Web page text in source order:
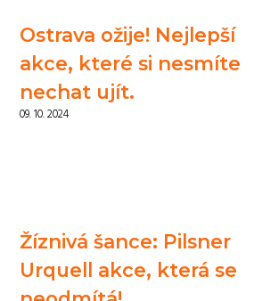
Ostrava ožije! Nejlepší
akce, které si nesmíte
nechat ujít.
09. 10. 2024
Žíznivá šance: Pilsner
Urquell akce, která se